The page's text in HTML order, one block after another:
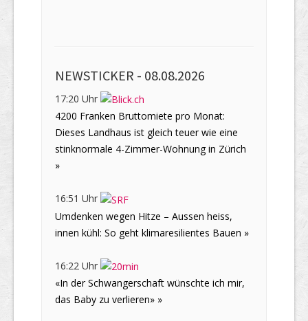
NEWSTICKER - 08.08.2026
17:20 Uhr
4200 Franken Bruttomiete pro Monat:
Dieses Landhaus ist gleich teuer wie eine
stinknormale 4-Zimmer-Wohnung in Zürich
»
16:51 Uhr
Umdenken wegen Hitze – Aussen heiss,
innen kühl: So geht klimaresilientes Bauen »
16:22 Uhr
«In der Schwangerschaft wünschte ich mir,
das Baby zu verlieren» »